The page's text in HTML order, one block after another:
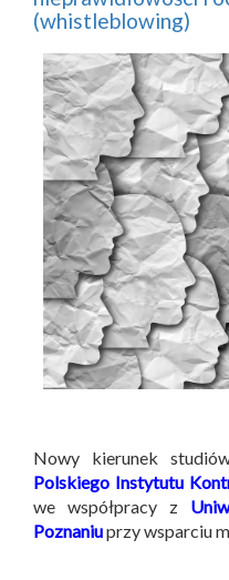
(whistleblowing)
Nowy kierunek
Polskiego Instytutu
we współpracy z
Poznaniuprzy wsparciu